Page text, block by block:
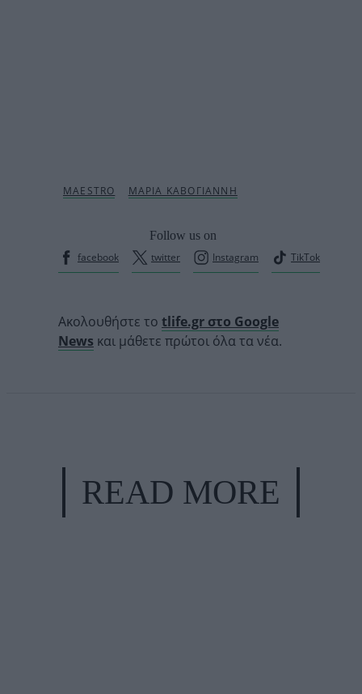
Follow us on
facebook
twitter Instagram TikTok
Ακολουθήστε το tlife.gr στο Google
News και μάθετε πρώτοι όλα τα νέα.
READ MORE